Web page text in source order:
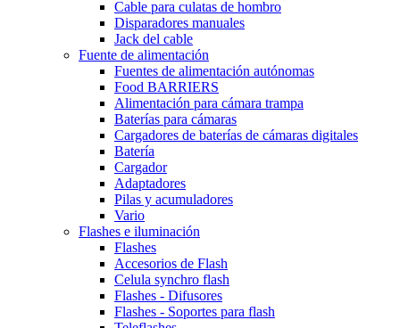
Cable para culatas de hombro
Disparadores manuales
Jack del cable
Fuente de alimentación
Fuentes de alimentación autónomas
Food BARRIERS
Alimentación para cámara trampa
Baterías para cámaras
Cargadores de baterías de cámaras digitales
Batería
Cargador
Adaptadores
Pilas y acumuladores
Vario
Flashes e iluminación
Flashes
Accesorios de Flash
Celula synchro flash
Flashes - Difusores
Flashes - Soportes para flash